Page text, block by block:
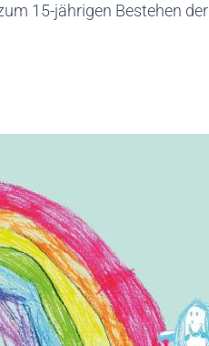
15-jährigen Bestehen der